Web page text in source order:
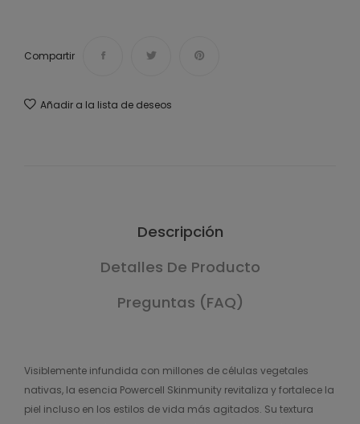
Compartir
Añadir a la lista de deseos
Descripción
Detalles De Producto
Preguntas (FAQ)
Visiblemente infundida con millones de células vegetales
nativas, la esencia Powercell Skinmunity revitaliza y fortalece la
piel incluso en los estilos de vida más agitados. Su textura